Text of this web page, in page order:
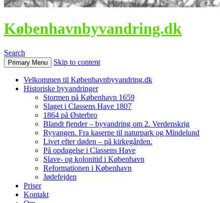
Københavnbyvandring.dk
Search
Primary Menu Skip to content
Velkommen til Københavnbyvandring.dk
Historiske byvandringer
Stormen på København 1659
Slaget i Classens Have 1807
1864 på Østerbro
Blandt fjender – byvandring om 2. Verdenskrig
Ryvangen. Fra kaserne til naturpark og Mindelund
Livet efter døden – på kirkegården.
På opdagelse i Classens Have
Slave- og kolonitid i København
Reformationen i København
Jødefejden
Priser
Kontakt